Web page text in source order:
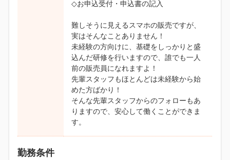
◇お申込受付・申込書の記入
難しそうに見えるスマホの販売ですが、
実はそんなことありません！
未経験の方向けに、基礎をしっかりと盛
込んだ研修を行いますので、誰でも一人
前の販売員になれますよ！
先輩スタッフもほとんどは未経験から始
めた方ばかり！
そんな先輩スタッフからのフォローもあ
りますので、安心して働くことができま
す。
勤務条件